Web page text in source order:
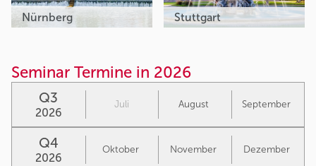
Nürnberg Stuttgart
Seminar Termine in 2026
Q3
2026
Juli August September
Q4
2026
Oktober November Dezember